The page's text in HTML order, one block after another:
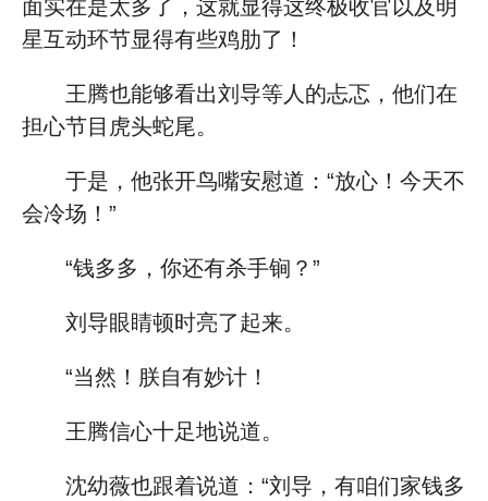
面实在是太多了，这就显得这终极收官以及明
星互动环节显得有些鸡肋了！
王腾也能够看出刘导等人的忐忑，他们在
担心节目虎头蛇尾。
于是，他张开鸟嘴安慰道：“放心！今天不
会冷场！”
“钱多多，你还有杀手锏？”
刘导眼睛顿时亮了起来。
“当然！朕自有妙计！
王腾信心十足地说道。
沈幼薇也跟着说道：“刘导，有咱们家钱多